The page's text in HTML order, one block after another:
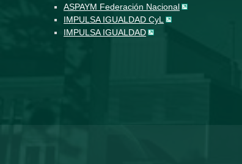
ASPAYM Federación Nacional
IMPULSA IGUALDAD CyL
IMPULSA IGUALDAD